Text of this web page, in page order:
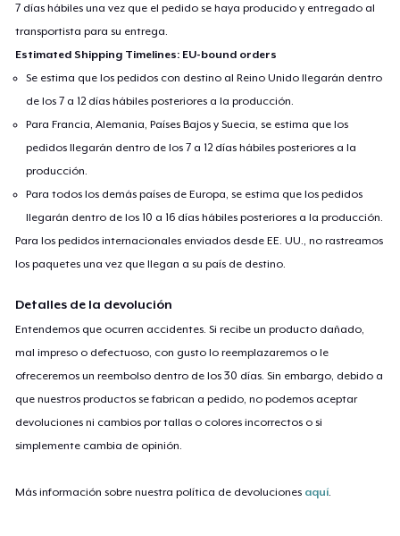
7 días hábiles una vez que el pedido se haya producido y entregado al
transportista para su entrega.
Estimated Shipping Timelines: EU-bound orders
Se estima que los pedidos con destino al Reino Unido llegarán dentro
de los 7 a 12 días hábiles posteriores a la producción.
Para Francia, Alemania, Países Bajos y Suecia, se estima que los
pedidos llegarán dentro de los 7 a 12 días hábiles posteriores a la
producción.
Para todos los demás países de Europa, se estima que los pedidos
llegarán dentro de los 10 a 16 días hábiles posteriores a la producción.
Para los pedidos internacionales enviados desde EE. UU., no rastreamos
los paquetes una vez que llegan a su país de destino.
Detalles de la devolución
Entendemos que ocurren accidentes. Si recibe un producto dañado,
mal impreso o defectuoso, con gusto lo reemplazaremos o le
ofreceremos un reembolso dentro de los 30 días. Sin embargo, debido a
que nuestros productos se fabrican a pedido, no podemos aceptar
devoluciones ni cambios por tallas o colores incorrectos o si
simplemente cambia de opinión.
Más información sobre nuestra política de devoluciones aquí.
Women's Flowy Tank Top
Premium Tank Top
22,99 US$
Women's Boyfriend Tee
Baby Premium Onesie
18,99 US$
25,99 US$
23,99 US$
Premium V-Neck Tee
28,87 US$